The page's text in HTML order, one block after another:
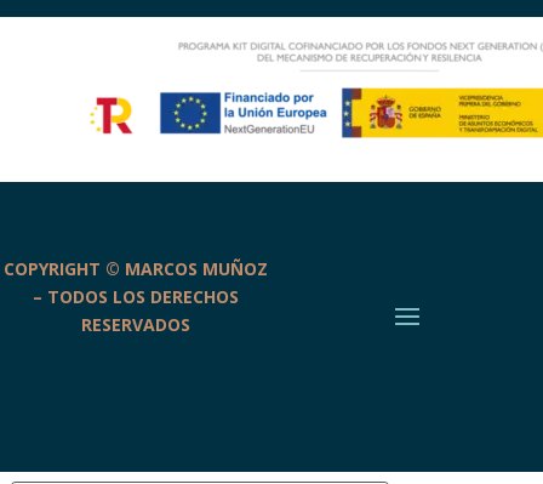
COPYRIGHT © MARCOS MUÑOZ
– TODOS LOS DERECHOS
RESERVADOS